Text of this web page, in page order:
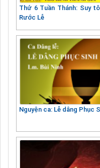
Thứ 6 Tuần Thánh: Suy
Rước Lễ
Nguyện ca: Lễ dâng Phục